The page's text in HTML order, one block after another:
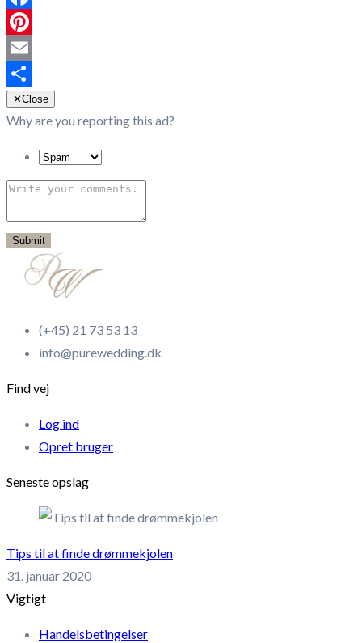
Facebook
Pinterest
Email
Share
✕Close
Why are you reporting this ad?
Submit
(+45) 21 73 53 13
info@purewedding.dk
Find vej
Log ind
Opret bruger
Seneste opslag
Tips til at finde drømmekjolen
31. januar 2020
Vigtigt
Handelsbetingelser